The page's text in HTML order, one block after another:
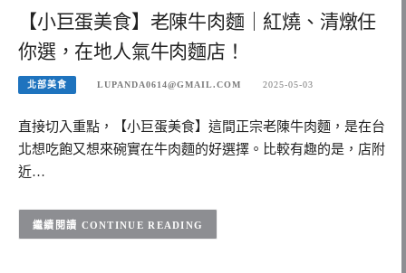
【小巨蛋美食】老陳牛肉麵｜紅燒、清燉任
你選，在地人氣牛肉麵店！
北部美食 LUPANDA0614@GMAIL.COM 2025-05-03
直接切入重點，【小巨蛋美食】這間正宗老陳牛肉麵，是在台
北想吃飽又想來碗實在牛肉麵的好選擇。比較有趣的是，店附
近…
CONTINUE READING